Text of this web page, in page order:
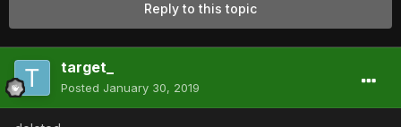
Reply to this topic
target_
Posted January 30, 2019